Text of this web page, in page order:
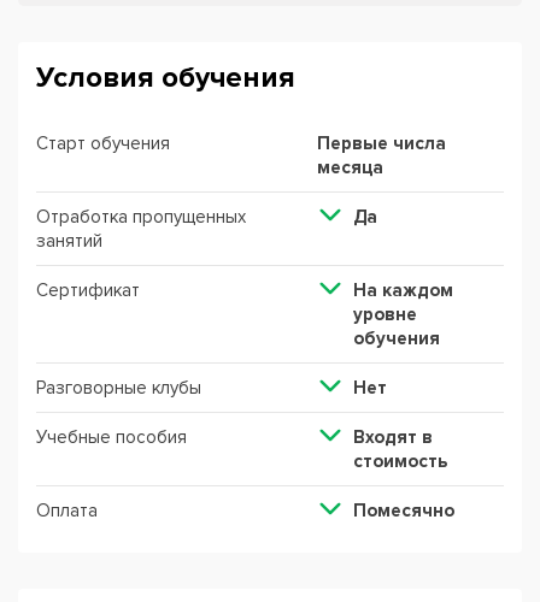
Условия обучения
Старт обучения
Первые числа
месяца
Отработка пропущенных
занятий
Да
Сертификат
На каждом
уровне
обучения
Разговорные клубы Нет
Учебные пособия
Входят в
стоимость
Оплата Помесячно